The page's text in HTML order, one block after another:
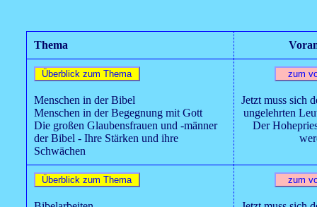
Thema
Menschen in der Bibel
Menschen in der Begegnung mit Gott
Die großen Glaubensfrauen und -männer
der Bibel - Ihre Stärken und ihre
Schwächen
Jetzt muss sich
ungelehrten
Der